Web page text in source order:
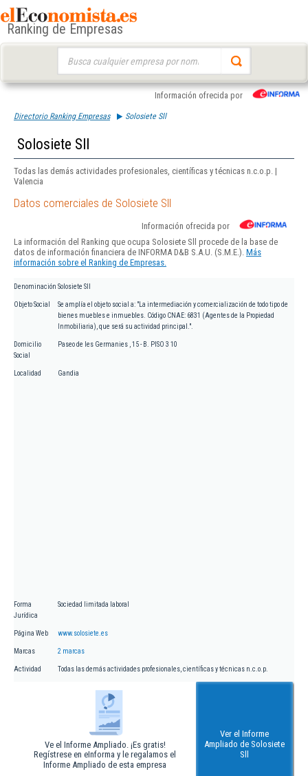
Ranking de Empresas
Información ofrecida por
Directorio Ranking Empresas Solosiete Sll
Solosiete Sll
Todas las demás actividades profesionales, científicas y técnicas n.c.o.p. |
Valencia
Datos comerciales de Solosiete Sll
Información ofrecida por
La información del Ranking que ocupa Solosiete Sll procede de la base de
datos de información financiera de INFORMA D&B S.A.U. (S.M.E.). Más
información sobre el Ranking de Empresas.
Denominación Solosiete Sll
Objeto Social
Se amplía el objeto social a: "La intermediación y comercialización de todo tipo de
bienes muebles e inmuebles. Código CNAE: 6831 (Agentes de la Propiedad
Inmobiliaria), que será su actividad principal.".
Domicilio
Social
Paseo de les Germanies , 15 - B. PISO 3 10
Localidad Gandia
Forma
Jurídica
Sociedad limitada laboral
Página Web www.solosiete.es
Marcas 2 marcas
Actividad Todas las demás actividades profesionales, científicas y técnicas n.c.o.p.
Ve el Informe Ampliado. ¡Es gratis!
Regístrese en eInforma y le regalamos el
Informe Ampliado de esta empresa
Ver el Informe
Ampliado de Solosiete
Sll